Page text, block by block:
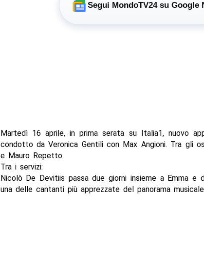
Segui MondoTV24 su Google
Martedì 16 aprile, in prima serata su Italia1, nuovo
condotto da Veronica Gentili con Max Angioni. Tra gli
e Mauro Repetto.
Tra i servizi:
Nicolò De Devitiis passa due giorni insieme a Emma e
una delle cantanti più apprezzate del panorama